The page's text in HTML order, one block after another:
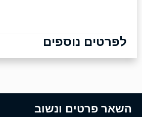
לפרטים נוספים
השאר פרטים ונשוב